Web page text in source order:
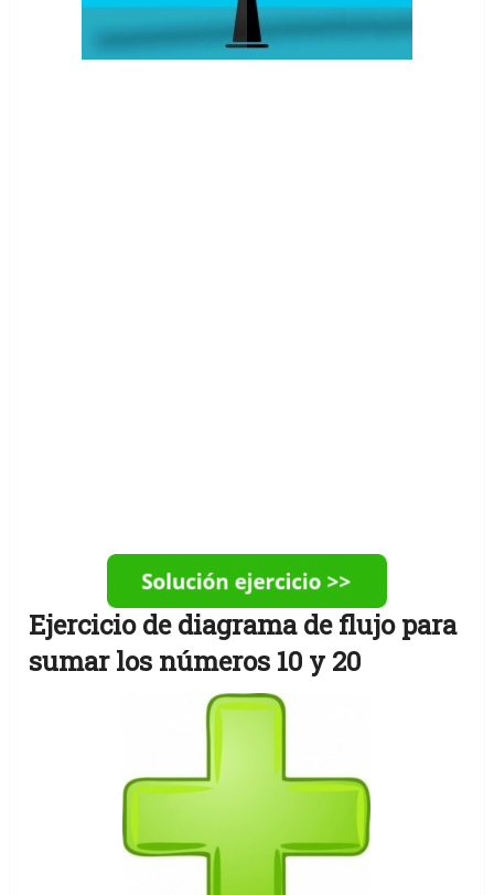
Ejercicio de diagrama de flujo para
sumar los números 10 y 20